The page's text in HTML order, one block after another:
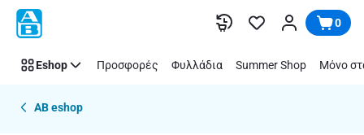
Παράλειψη 0
Eshop Προσφορές Φυλλάδια Summer Shop Μόνο
AB eshop